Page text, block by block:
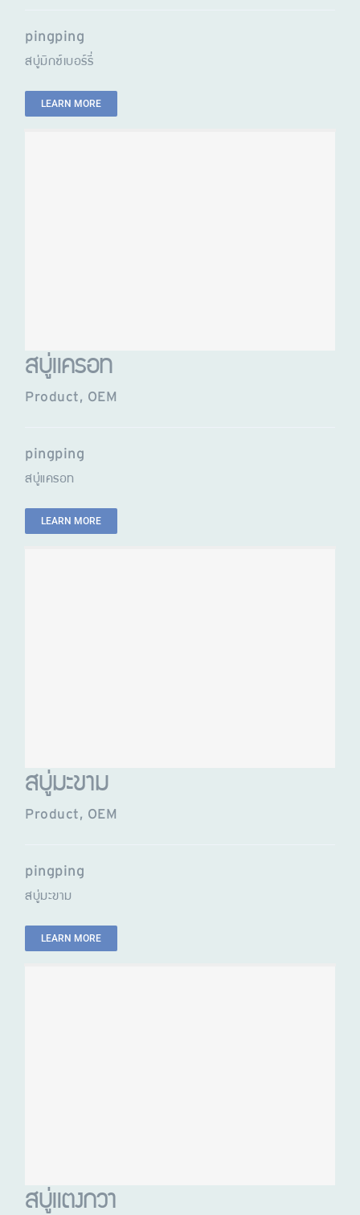
pingping
สบู่มิกซ์เบอร์รี่
LEARN MORE
สบู่แครอท
Product , OEM
pingping
สบู่แครอท
LEARN MORE
สบู่มะขาม
Product , OEM
pingping
สบู่มะขาม
LEARN MORE
สบู่แตงกวา